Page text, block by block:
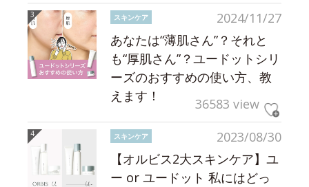
2024/11/27
スキンケア
あなたは“薄肌さん”？それと
も“厚肌さん”？ユードットシリ
ーズのおすすめの使い方、教
えます！
36583 view
2023/08/30
スキンケア
【オルビス2大スキンケア】ユ
ー or ユードット 私にはどっ